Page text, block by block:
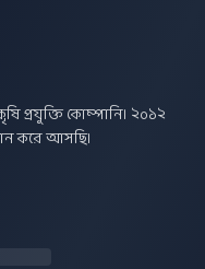
প্রযুক্তি কোম্পানি। ২০১২
করে আসছি।